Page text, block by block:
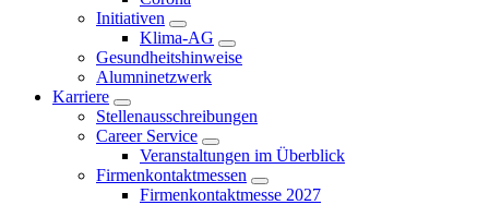
Initiativen
Klima-AG
Gesundheitshinweise
Alumninetzwerk
Karriere
Stellenausschreibungen
Career Service
Veranstaltungen im Überblick
Firmenkontaktmessen
Firmenkontaktmesse 2027